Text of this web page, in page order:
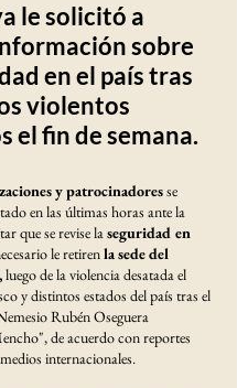
le solicitó a
sobre
en el país tras
violentos
el fin de semana.
y patrocinadoresse
en las últimas horas ante la
que se revise laseguridad en
le retirenla sede del
luego de la violencia desatada el
y distintos estados del país tras el
Rubén Oseguera
de acuerdo con reportes
internacionales.